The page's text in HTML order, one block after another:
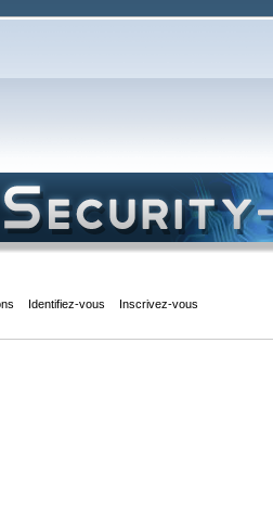
Identifiez-vous Inscrivez-vous